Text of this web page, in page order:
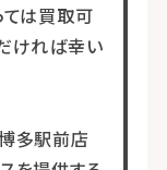
ては買取可
ければ幸い
多駅前店